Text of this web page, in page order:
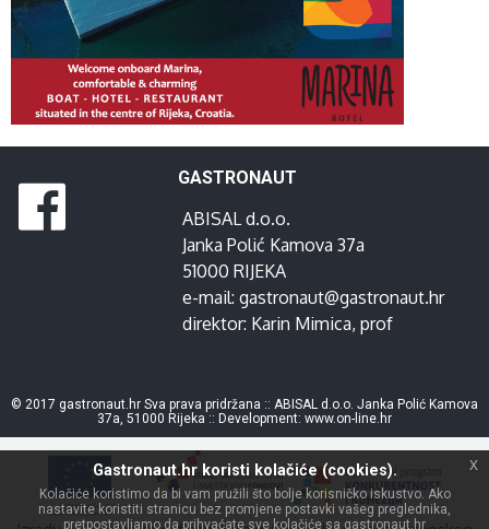
GASTRONAUT
ABISAL d.o.o.
Janka Polić Kamova 37a
51000 RIJEKA
e-mail: gastronaut@gastronaut.hr
direktor: Karin Mimica, prof
© 2017 gastronaut.hr Sva prava pridržana :: ABISAL d.o.o. Janka Polić Kamova
37a, 51000 Rijeka :: Development: www.on-line.hr
Gastronaut.hr koristi kolačiće (cookies).
Kolačiće koristimo da bi vam pružili što bolje korisničko iskustvo. Ako
nastavite koristiti stranicu bez promjene postavki vašeg preglednika,
pretpostavljamo da prihvaćate sve kolačiće sa gastronaut.hr
x